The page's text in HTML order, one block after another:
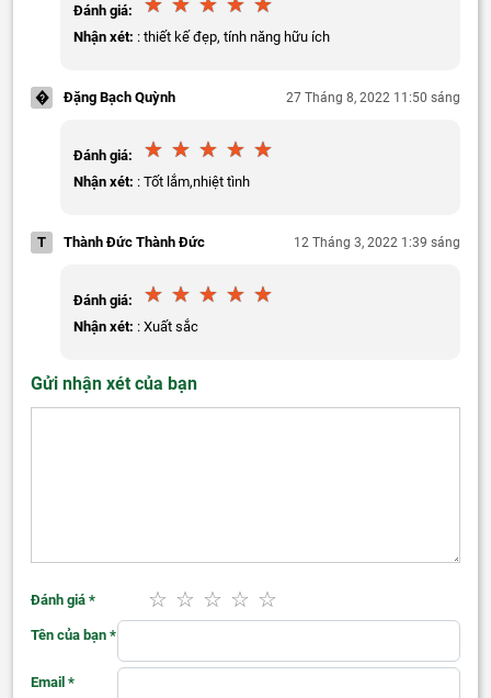
Đánh giá:
Nhận xét: : thiết kế đẹp, tính năng hữu ích
� Đặng Bạch Quỳnh 27 Tháng 8, 2022 11:50 sáng
Đánh giá:
Nhận xét: : Tốt lắm,nhiệt tình
T Thành Đức Thành Đức 12 Tháng 3, 2022 1:39 sáng
Đánh giá:
Nhận xét: : Xuất sắc
Gửi nhận xét của bạn
Đánh giá *
Tên của bạn *
Email *